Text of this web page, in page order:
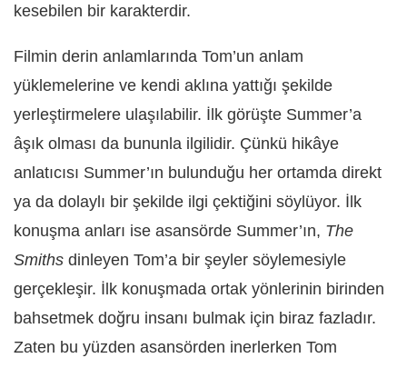
kesebilen bir karakterdir.
Filmin derin anlamlarında Tom’un anlam
yüklemelerine ve kendi aklına yattığı şekilde
yerleştirmelere ulaşılabilir. İlk görüşte Summer’a
âşık olması da bununla ilgilidir. Çünkü hikâye
anlatıcısı Summer’ın bulunduğu her ortamda direkt
ya da dolaylı bir şekilde ilgi çektiğini söylüyor. İlk
konuşma anları ise asansörde Summer’ın, The
Smiths dinleyen Tom’a bir şeyler söylemesiyle
gerçekleşir. İlk konuşmada ortak yönlerinin birinden
bahsetmek doğru insanı bulmak için biraz fazladır.
Zaten bu yüzden asansörden inerlerken Tom